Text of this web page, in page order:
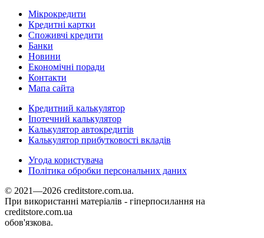
Мікрокредити
Кредитні картки
Споживчі кредити
Банки
Новини
Економічні поради
Контакти
Мапа сайта
Кредитний калькулятор
Іпотечний калькулятор
Калькулятор автокредитів
Калькулятор прибутковості вкладів
Угода користувача
Політика обробки персональних даних
© 2021—2026 creditstore.com.ua.
При використанні матеріалів - гіперпосилання на
creditstore.com.ua
обов'язкова.